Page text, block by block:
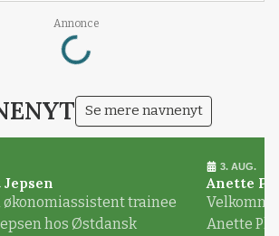
Annonce
Loading...
Se mere navnenyt
trainee
hos Østdansk
3. AUG.
Anette
Anette